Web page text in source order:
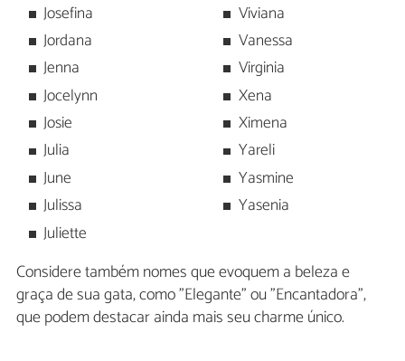
Josefina
Jordana
Jenna
Jocelynn
Josie
Julia
June
Julissa
Juliette
Viviana
Vanessa
Virginia
Xena
Ximena
Yareli
Yasmine
Yasenia
Considere também nomes que evoquem a beleza e
graça de sua gata, como "Elegante" ou "Encantadora",
que podem destacar ainda mais seu charme único.